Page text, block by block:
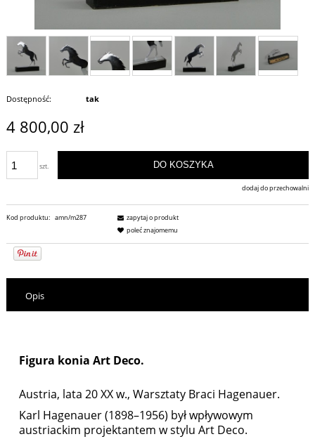
Dostępność: tak
4 800,00 zł
szt. DO KOSZYKA
dodaj do przechowalni
Kod produktu: amn/m287
zapytaj o produkt
poleć znajomemu
Opis
Figura konia Art Deco.
Austria, lata 20 XX w., Warsztaty Braci Hagenauer.
Karl Hagenauer (1898–1956) był wpływowym
austriackim projektantem w stylu Art Deco.